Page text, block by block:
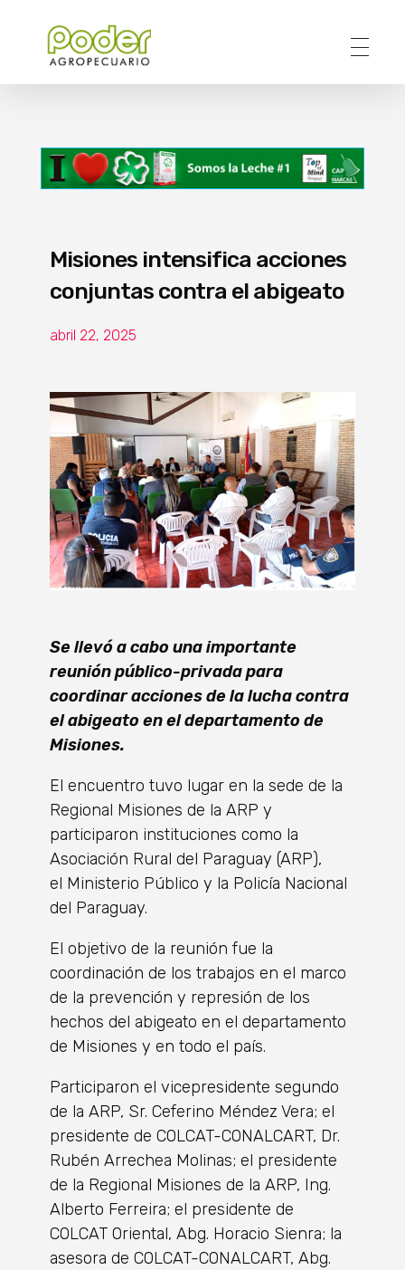
Misiones intensifica acciones
conjuntas contra el abigeato
abril 22, 2025
Se llevó a cabo una importante
reunión público-privada para
coordinar acciones de la lucha contra
el abigeato en el departamento de
Misiones.
El encuentro tuvo lugar en la sede de la
Regional Misiones de la ARP y
participaron instituciones como la
Asociación Rural del Paraguay (ARP),
el Ministerio Público y la Policía Nacional
del Paraguay.
El objetivo de la reunión fue la
coordinación de los trabajos en el marco
de la prevención y represión de los
hechos del abigeato en el departamento
de Misiones y en todo el país.
Participaron el vicepresidente segundo
de la ARP, Sr. Ceferino Méndez Vera; el
presidente de COLCAT-CONALCART, Dr.
Rubén Arrechea Molinas; el presidente
de la Regional Misiones de la ARP, Ing.
Alberto Ferreira; el presidente de
COLCAT Oriental, Abg. Horacio Sienra; la
asesora de COLCAT-CONALCART, Abg.